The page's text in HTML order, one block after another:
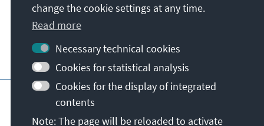
Contact
Further offers of the foundation
Imprint Data protection
Terms of use
Declaration on accessibility
Report an accessibility issue
Sitemap
change the cookie settings at any time.
Read more
Necessary technical cookies
Cookies for statistical analysis
Cookies for the display of integrated
contents
Note: The page will be reloaded to activate